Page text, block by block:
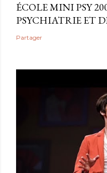
ÉCOLE MINI PSY
PSYCHIATRIE ET
Partager